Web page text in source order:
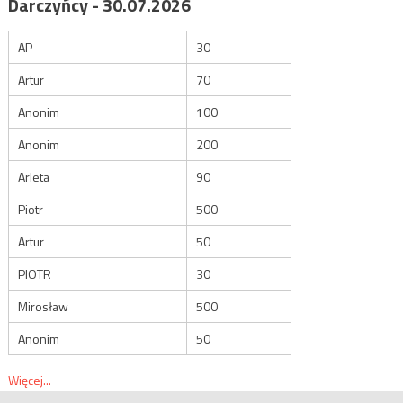
AP
30
Artur
70
Anonim
100
Anonim
200
Arleta
90
Piotr
500
Artur
50
PIOTR
30
Mirosław
500
Anonim
50
Więcej...